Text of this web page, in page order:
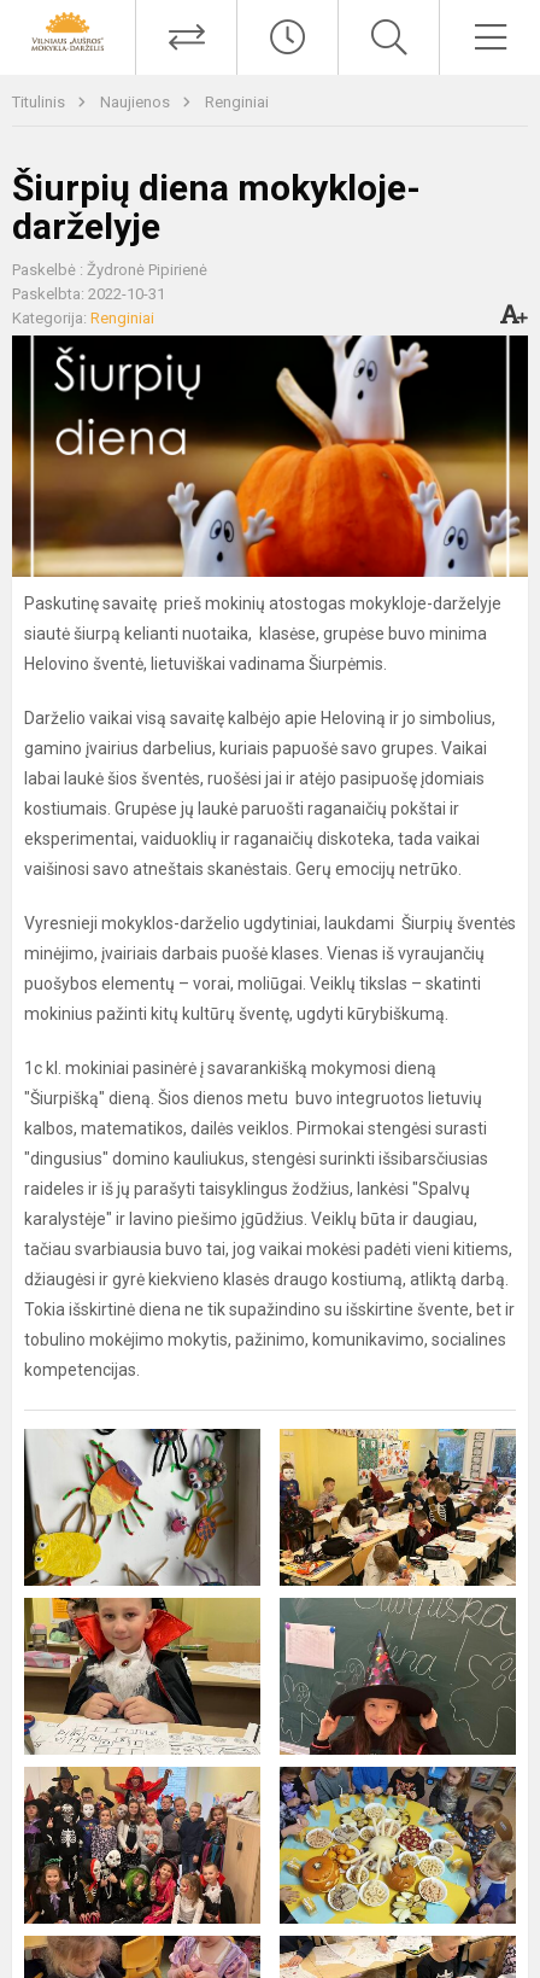
Titulinis Naujienos Renginiai
Šiurpių diena mokykloje-
darželyje
Paskelbė : Žydronė Pipirienė
Paskelbta: 2022-10-31
Kategorija: Renginiai
Paskutinę savaitę prieš mokinių atostogas mokykloje-darželyje
siautė šiurpą kelianti nuotaika, klasėse, grupėse buvo minima
Helovino šventė, lietuviškai vadinama Šiurpėmis.
Darželio vaikai visą savaitę kalbėjo apie Heloviną ir jo simbolius,
gamino įvairius darbelius, kuriais papuošė savo grupes. Vaikai
labai laukė šios šventės, ruošėsi jai ir atėjo pasipuošę įdomiais
kostiumais. Grupėse jų laukė paruošti raganaičių pokštai ir
eksperimentai, vaiduoklių ir raganaičių diskoteka, tada vaikai
vaišinosi savo atneštais skanėstais. Gerų emocijų netrūko.
Vyresnieji mokyklos-darželio ugdytiniai, laukdami Šiurpių šventės
minėjimo, įvairiais darbais puošė klases. Vienas iš vyraujančių
puošybos elementų – vorai, moliūgai. Veiklų tikslas – skatinti
mokinius pažinti kitų kultūrų šventę, ugdyti kūrybiškumą.
1c kl. mokiniai pasinėrė į savarankišką mokymosi dieną
"Šiurpišką" dieną. Šios dienos metu buvo integruotos lietuvių
kalbos, matematikos, dailės veiklos. Pirmokai stengėsi surasti
"dingusius" domino kauliukus, stengėsi surinkti išsibarsčiusias
raideles ir iš jų parašyti taisyklingus žodžius, lankėsi "Spalvų
karalystėje" ir lavino piešimo įgūdžius. Veiklų būta ir daugiau,
tačiau svarbiausia buvo tai, jog vaikai mokėsi padėti vieni kitiems,
džiaugėsi ir gyrė kiekvieno klasės draugo kostiumą, atliktą darbą.
Tokia išskirtinė diena ne tik supažindino su išskirtine švente, bet ir
tobulino mokėjimo mokytis, pažinimo, komunikavimo, socialines
kompetencijas.